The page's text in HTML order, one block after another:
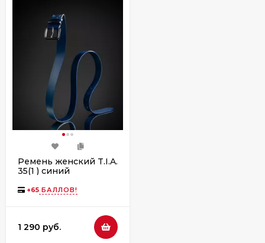
Ремень женский T.I.A.
35(1 ) синий
+65 БАЛЛОВ!
1 290 руб.